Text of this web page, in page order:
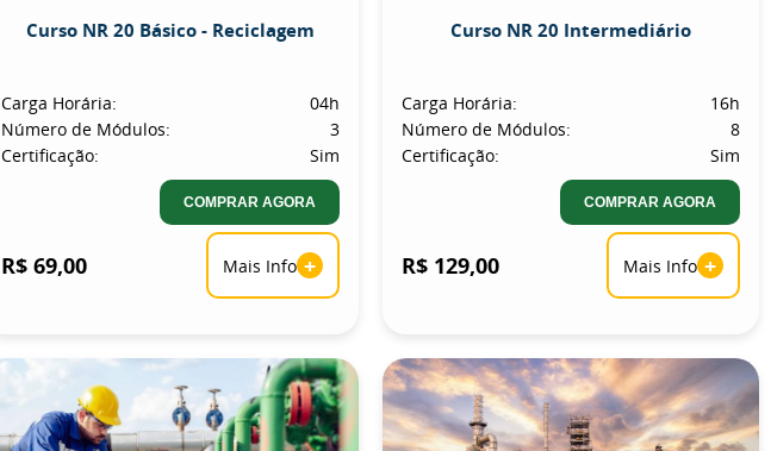
Curso NR 20 Básico - Reciclagem
Carga Horária:
04h
Número de Módulos:
3
Certificação:
Sim
COMPRAR AGORA
R$ 69,00 Mais Info +
Curso NR 20 Intermediário
Carga Horária:
16h
Número de Módulos:
8
Certificação:
Sim
COMPRAR AGORA
R$ 129,00 Mais Info +